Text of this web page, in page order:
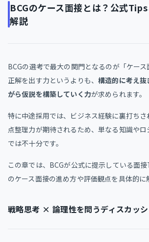
BCGのケース面接とは？公式
解説
BCGの選考で最大の関門となるのが「ケー
正解を出す力というよりも、構造的に考え抜
がら仮説を構築していく力が求められます。
特に中途採用では、ビジネス経験に裏打ち
点整理力が期待されるため、単なる知識や
では不十分です。
この章では、BCGが公式に提示している面
のケース面接の進め方や評価観点を具体的に
戦略思考 × 論理性を問うディスカッ